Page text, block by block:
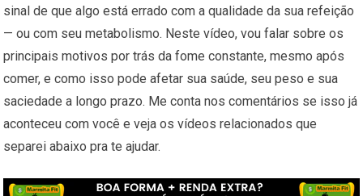
sinal de que algo está errado com a qualidade da sua refeição
— ou com seu metabolismo. Neste vídeo, vou falar sobre os
principais motivos por trás da fome constante, mesmo após
comer, e como isso pode afetar sua saúde, seu peso e sua
saciedade a longo prazo. Me conta nos comentários se isso já
aconteceu com você e veja os vídeos relacionados que
separei abaixo pra te ajudar.